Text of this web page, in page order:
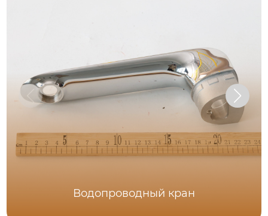
Водопроводный кран